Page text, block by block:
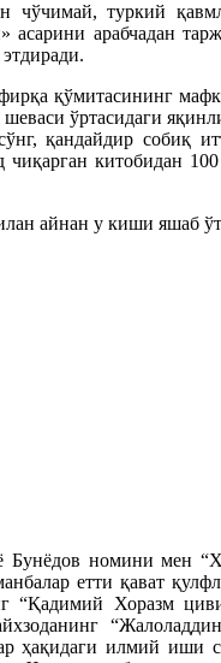
чўчимай, туркий
асарини арабчадан
қўмитасининг
ўртасидаги
қандайдир собиқ
китобидан
айнан у киши яшаб
Бунёдов номини мен
етти қават
“Қадимий Хоразм
ҳақидаги илмий иши